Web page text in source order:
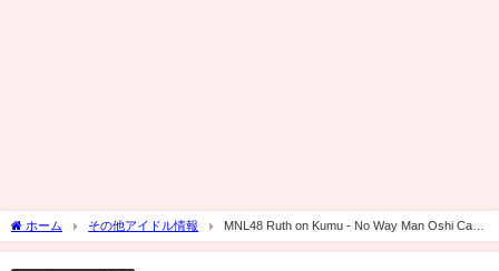
ホーム その他アイドル情報
MNL48 Ruth on Kumu - No Way Man Oshi Cam
(March 7, 2022)